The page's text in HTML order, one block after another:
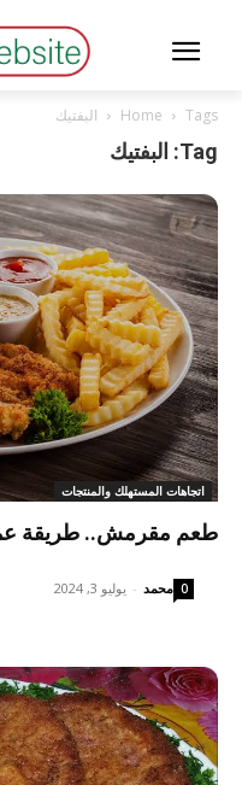
Home Tags البفتيك
Tag: البفتيك
اتجاهات المستهلك والمنتجات
طعم مقرمش.. طريقة
محمد - يوليو 3, 2024 0